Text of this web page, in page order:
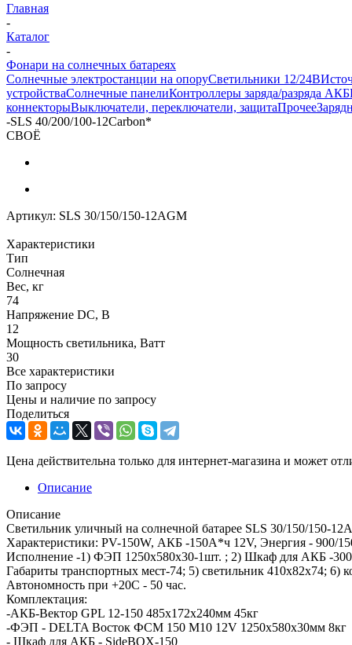
Главная
-
Каталог
-
Фонари на солнечных батареях
Солнечные электростанции на опоруСветильники 12/24В
устройстваСолнечные панелиКонтроллеры заряда/разряда АКБ
коннекторыВыключатели, переключатели, защитаПрочее
-SLS 40/200/100-12Carbon*
СВОЁ
Артикул: SLS 30/150/150-12AGM
Характеристики
Тип
Солнечная
Вес, кг
74
Напряжение DC, В
12
Мощность светильника, Ватт
30
Все характеристики
По запросу
Цены и наличие по запросу
Поделиться
Цена действительна только для интернет-магазина и может
Описание
Описание
Светильник уличный на солнечной батарее SLS 30/150/150-
Характеристики: PV-150W, АКБ -150А*ч 12V, Энергия - 900/
Исполнение -1) ФЭП 1250x580x30-1шт. ; 2) Шкаф для АКБ -
Габариты транспортных мест-74; 5) светильник 410x82x74; 6)
Автономность при +20С - 50 час.
Комплектация:
-АКБ-Вектор GPL 12-150 485x172x240мм 45кг
-ФЭП - DELTA Восток ФСМ 150 М10 12V 1250x580x30мм 8кг
- Шкаф для АКБ - SideBOX-150